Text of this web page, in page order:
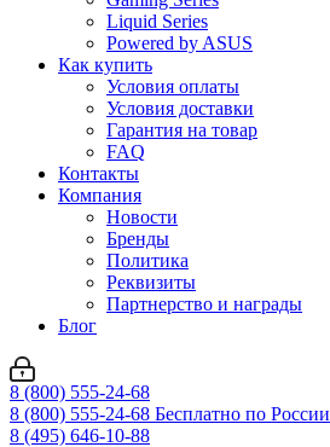
Liquid Series
Powered by ASUS
Как купить
Условия оплаты
Условия доставки
Гарантия на товар
FAQ
Контакты
Компания
Новости
Бренды
Политика
Реквизиты
Партнерство и награды
Блог
8 (800) 555-24-68
8 (800) 555-24-68 Бесплатно по России
8 (495) 646-10-88